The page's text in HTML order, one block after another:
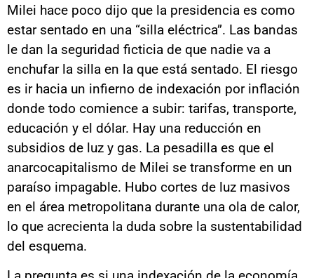
Milei hace poco dijo que la presidencia es como
estar sentado en una “silla eléctrica”. Las bandas
le dan la seguridad ficticia de que nadie va a
enchufar la silla en la que está sentado. El riesgo
es ir hacia un infierno de indexación por inflación
donde todo comience a subir: tarifas, transporte,
educación y el dólar. Hay una reducción en
subsidios de luz y gas. La pesadilla es que el
anarcocapitalismo de Milei se transforme en un
paraíso impagable. Hubo cortes de luz masivos
en el área metropolitana durante una ola de calor,
lo que acrecienta la duda sobre la sustentabilidad
del esquema.